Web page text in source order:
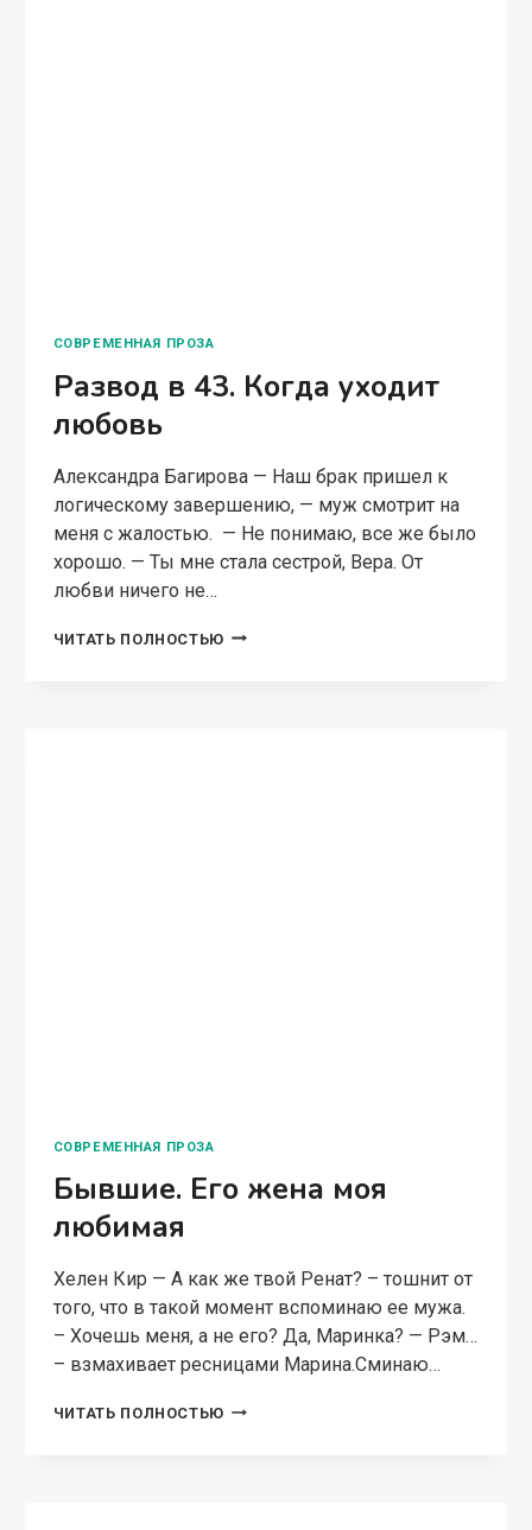
СОВРЕМЕННАЯ ПРОЗА
Развод в 43. Когда уходит
любовь
Александра Багирова — Наш брак пришел к
логическому завершению, — муж смотрит на
меня с жалостью. — Не понимаю, все же было
хорошо. — Ты мне стала сестрой, Вера. От
любви ничего не…
ЧИТАТЬ ПОЛНОСТЬЮ РАЗВОД
СОВРЕМЕННАЯ ПРОЗА
Бывшие. Его жена моя
любимая
Хелен Кир — А как же твой Ренат? – тошнит от
того, что в такой момент вспоминаю ее мужа.
– Хочешь меня, а не его? Да, Маринка? — Рэм…
– взмахивает ресницами Марина.Сминаю…
ЧИТАТЬ ПОЛНОСТЬЮ БЫВШИЕ.